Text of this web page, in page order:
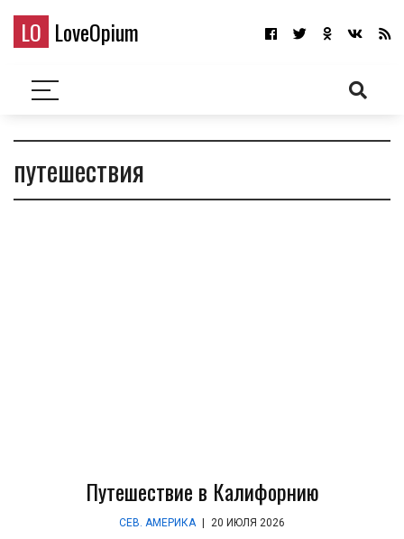
LO LoveOpium
путешествия
Путешествие в Калифорнию
СЕВ. АМЕРИКА | 20 ИЮЛЯ 2026